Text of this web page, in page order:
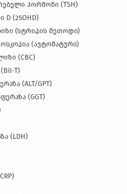
ჰორმონი (TSH)
D (25OHD)
(სტრიპის მეთოდი)
(ავტომატური)
(CBC)
T)
(ALT/GPT)
(GGT)
(LDH)